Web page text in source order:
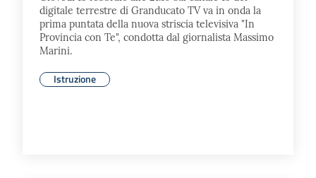
digitale terrestre di Granducato TV va in onda la
prima puntata della nuova striscia televisiva "In
Provincia con Te", condotta dal giornalista Massimo
Marini.
Istruzione